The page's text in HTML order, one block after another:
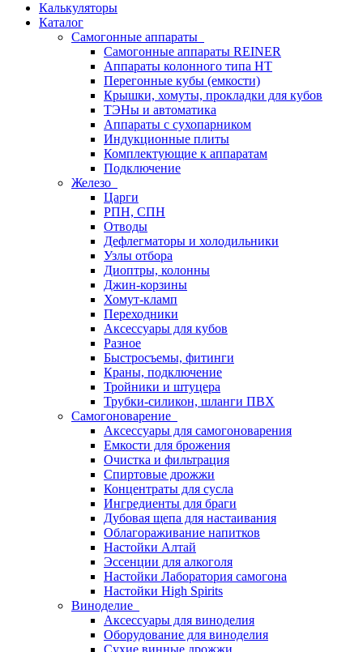
Калькуляторы
Каталог
Самогонные аппараты
Самогонные аппараты REINER
Аппараты колонного типа НТ
Перегонные кубы (емкости)
Крышки, хомуты, прокладки для кубов
ТЭНы и автоматика
Аппараты с сухопарником
Индукционные плиты
Комплектующие к аппаратам
Подключение
Железо
Царги
РПН, СПН
Отводы
Дефлегматоры и холодильники
Узлы отбора
Диоптры, колонны
Джин-корзины
Хомут-кламп
Переходники
Аксессуары для кубов
Разное
Быстросъемы, фитинги
Краны, подключение
Тройники и штуцера
Трубки-силикон, шланги ПВХ
Самогоноварение
Аксессуары для самогоноварения
Емкости для брожения
Очистка и фильтрация
Спиртовые дрожжи
Концентраты для сусла
Ингредиенты для браги
Дубовая щепа для настаивания
Облагораживание напитков
Настойки Алтай
Эссенции для алкоголя
Настойки Лаборатория самогона
Настойки High Spirits
Виноделие
Аксессуары для виноделия
Оборудование для виноделия
Сухие винные дрожжи